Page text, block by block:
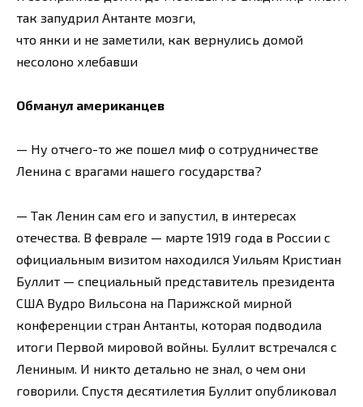
так запудрил Антанте мозги,
что янки и не заметили, как вернулись домой
несолоно хлебавши
Обманул американцев
— Ну отчего-то же пошел миф о сотрудничестве
Ленина с врагами нашего государства?
— Так Ленин сам его и запустил, в интересах
отечества. В феврале — марте 1919 года в России с
официальным визитом находился Уильям Кристиан
Буллит — специальный представитель президента
США Вудро Вильсона на Парижской мирной
конференции стран Антанты, которая подводила
итоги Первой мировой войны. Буллит встречался с
Лениным. И никто детально не знал, о чем они
говорили. Спустя десятилетия Буллит опубликовал